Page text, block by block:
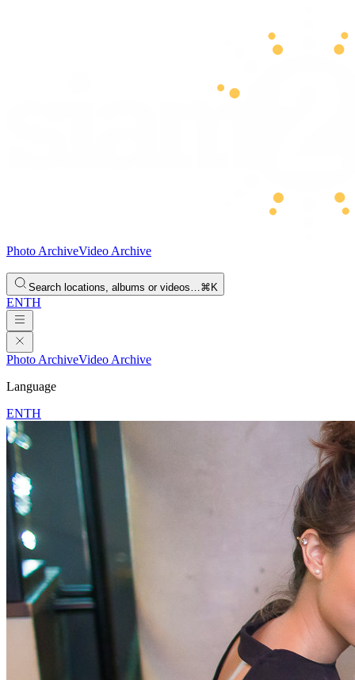
Photo ArchiveVideo Archive
Search locations, albums or videos…⌘K
ENTH
Photo ArchiveVideo Archive
Language
ENTH